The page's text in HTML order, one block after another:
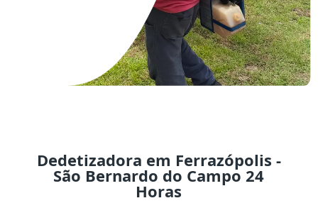
Dedetizadora em Ferrazópolis -
São Bernardo do Campo 24
Horas